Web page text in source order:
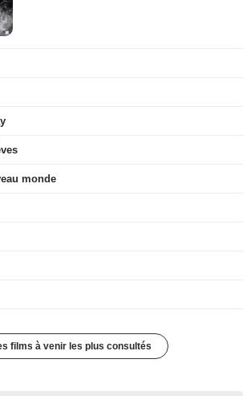
monde
films à venir les plus consultés